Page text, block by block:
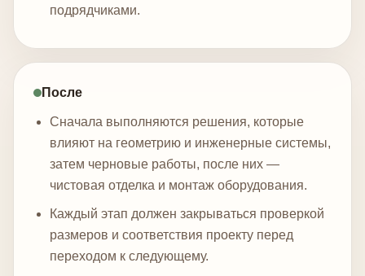
подрядчиками.
После
Сначала выполняются решения, которые
влияют на геометрию и инженерные системы,
затем черновые работы, после них —
чистовая отделка и монтаж оборудования.
Каждый этап должен закрываться проверкой
размеров и соответствия проекту перед
переходом к следующему.